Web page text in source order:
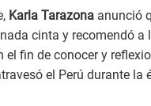
Karla Tarazona anunció
cinta y recomendó a
el fin de conocer y
el Perú durante la